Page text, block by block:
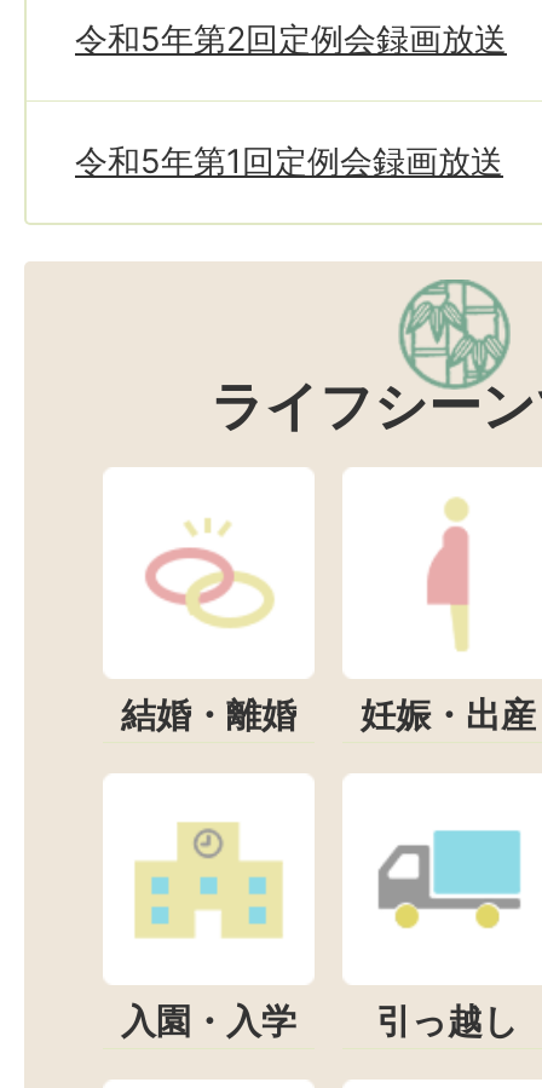
令和5年第2回定例会録画放送
令和5年第1回定例会録画放送
ライフシー
結婚・離婚 妊娠・出産
入園・入学 引っ越し